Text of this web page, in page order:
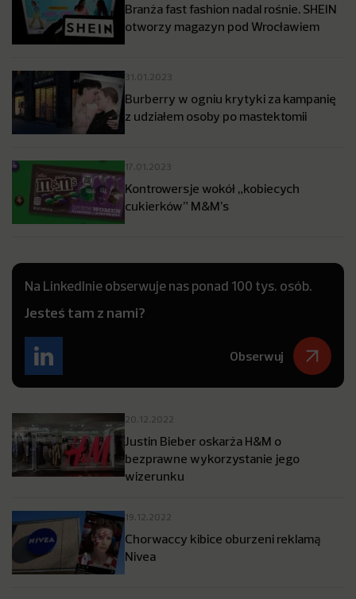
Branża fast fashion nadal rośnie. SHEIN
otworzy magazyn pod Wrocławiem
31.01.2023
Burberry w ogniu krytyki za kampanię
z udziałem osoby po mastektomii
17.01.2023
Kontrowersje wokół „kobiecych
cukierków” M&M’s
Na LinkedInie obserwuje nas ponad 100 tys. osób.
Jesteś tam z nami?
Obserwuj
20.12.2022
Justin Bieber oskarża H&M o
bezprawne wykorzystanie jego
wizerunku
19.12.2022
Chorwaccy kibice oburzeni reklamą
Nivea